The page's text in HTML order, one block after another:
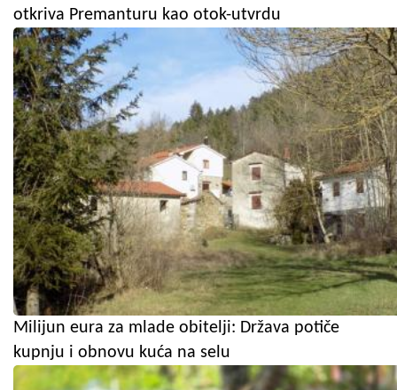
otkriva Premanturu kao otok-utvrdu
Milijun eura za mlade obitelji: Država potiče
kupnju i obnovu kuća na selu